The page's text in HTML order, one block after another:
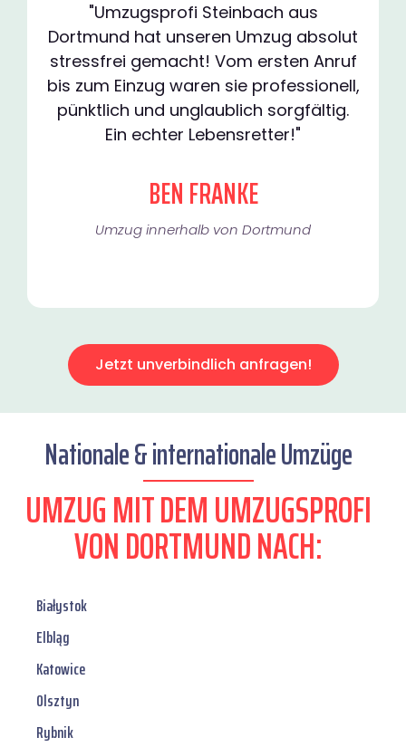
"Umzugsprofi Steinbach aus
Dortmund hat unseren Umzug absolut
stressfrei gemacht! Vom ersten Anruf
bis zum Einzug waren sie professionell,
pünktlich und unglaublich sorgfältig.
Ein echter Lebensretter!"
BEN FRANKE
Umzug innerhalb von Dortmund​
Jetzt unverbindlich anfragen!
Nationale & internationale Umzüge
UMZUG MIT DEM UMZUGSPROFI
VON DORTMUND NACH:
Białystok
Elbląg
Katowice
Olsztyn
Rybnik